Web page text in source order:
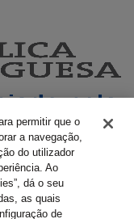
permitir que o
a navegação,
do utilizador
Ao
dá o seu
as quais
de